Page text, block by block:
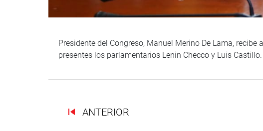
Presidente del Congreso, Manuel Merino De Lama,
presentes los parlamentarios Lenin Checco y Luis Castillo.
ANTERIOR